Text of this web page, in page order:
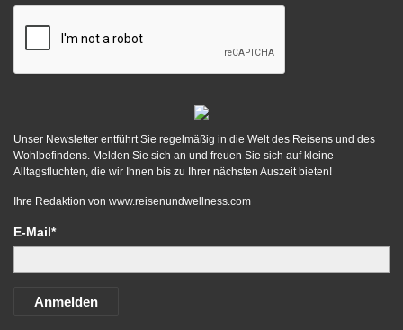
Unser Newsletter entführt Sie regelmäßig in die Welt des Reisens und des
Wohlbefindens. Melden Sie sich an und freuen Sie sich auf kleine
Alltagsfluchten, die wir Ihnen bis zu Ihrer nächsten Auszeit bieten!
Ihre Redaktion von www.reisenundwellness.com
E-Mail*
Anmelden